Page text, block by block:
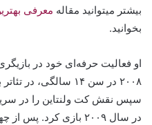
بیشتر میتوانید مقاله معرفی
بخوانید.
او فعالیت حرفه‌ای خود در
سپس نقش کت ولنتاین را در
در سال ۲۰۰۹ بازی کرد.